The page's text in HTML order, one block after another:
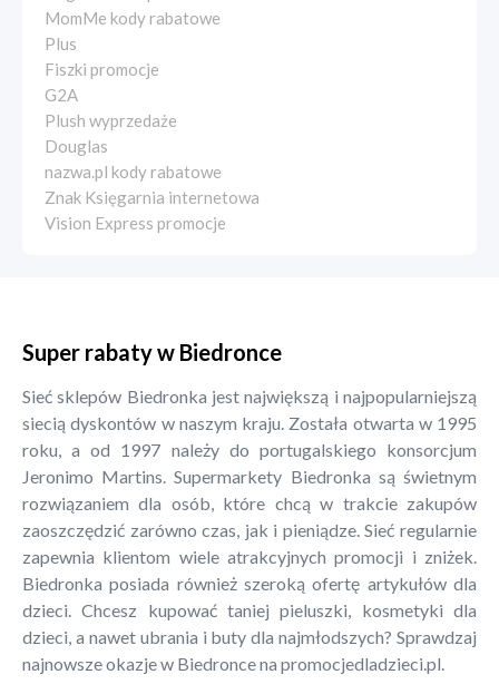
MomMe kody rabatowe
Plus
Fiszki promocje
G2A
Plush wyprzedaże
Douglas
nazwa.pl kody rabatowe
Znak Księgarnia internetowa
Vision Express promocje
Super rabaty w Biedronce
Sieć sklepów Biedronka jest największą i najpopularniejszą
siecią dyskontów w naszym kraju. Została otwarta w 1995
roku, a od 1997 należy do portugalskiego konsorcjum
Jeronimo Martins. Supermarkety Biedronka są świetnym
rozwiązaniem dla osób, które chcą w trakcie zakupów
zaoszczędzić zarówno czas, jak i pieniądze. Sieć regularnie
zapewnia klientom wiele atrakcyjnych promocji i zniżek.
Biedronka posiada również szeroką ofertę artykułów dla
dzieci. Chcesz kupować taniej pieluszki, kosmetyki dla
dzieci, a nawet ubrania i buty dla najmłodszych? Sprawdzaj
najnowsze okazje w Biedronce na promocjedladzieci.pl.